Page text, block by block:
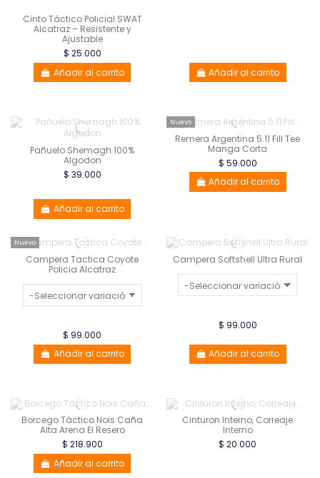
Cinto Táctico Policial SWAT
Alcatraz – Resistente y
Ajustable
$ 25.000
Añadir al carrito
Añadir al carrito
Pañuelo Shemagh 100%
Algodon
$ 39.000
Añadir al carrito
Nuevo
Remera Argentina 5.11 Fill Tee
Manga Corta
$ 59.000
Añadir al carrito
Nuevo
Campera Tactica Coyote
Policia Alcatraz
$ 99.000
Añadir al carrito
Campera Softshell Ultra Rural
$ 99.000
Añadir al carrito
Borcego Táctico Nois Caña
Alta Arena El Resero
$ 218.900
Añadir al carrito
Cinturon Interno, Correaje
Interno
$ 20.000